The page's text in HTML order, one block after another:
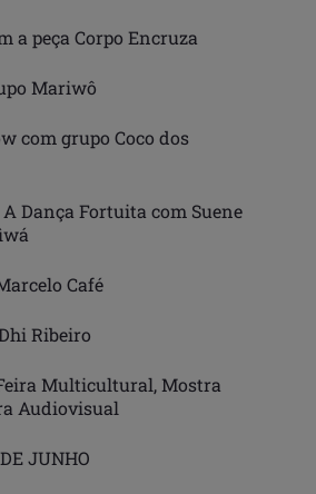
a peça Corpo Encruza
Mariwô
com grupo Coco dos
A Dança Fortuita com Suene
Café
Ribeiro
Multicultural, Mostra
Audiovisual
JUNHO